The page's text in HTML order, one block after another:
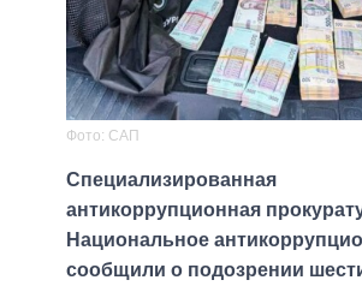
Фото: САП
Специализированная
антикоррупционная
Национальное
сообщили о подозрении